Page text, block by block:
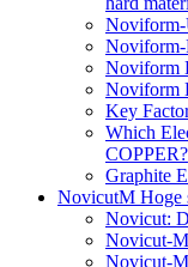
Noviform-
Noviform
Noviform
Key
Which
COPPER?
Graphite
NovicutM Hoge
Novicut:
Novicut-
Novicut-